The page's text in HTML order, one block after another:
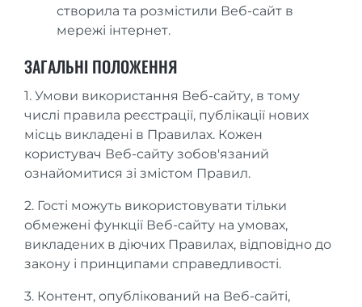
створила та розмістили Веб-сайт в
мережі інтернет.
ЗАГАЛЬНІ ПОЛОЖЕННЯ
1. Умови використання Веб-сайту, в тому
числі правила реєстрації, публікації нових
місць викладені в Правилах. Кожен
користувач Веб-сайту зобов'язаний
ознайомитися зі змістом Правил.
2. Гості можуть використовувати тільки
обмежені функції Веб-сайту на умовах,
викладених в діючих Правилах, відповідно до
закону і принципами справедливості.
3. Контент, опублікований на Веб-сайті,